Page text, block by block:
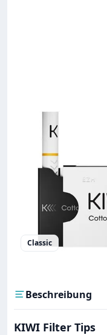
Classic
Beschreibung
KIWI Filter Tips